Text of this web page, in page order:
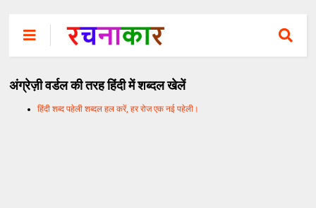
अंग्रेज़ी वर्डल की तरह हिंदी में शब्दल खेलें
हिंदी शब्द पहेली शब्दल हल करें, हर रोज एक नई पहेली।